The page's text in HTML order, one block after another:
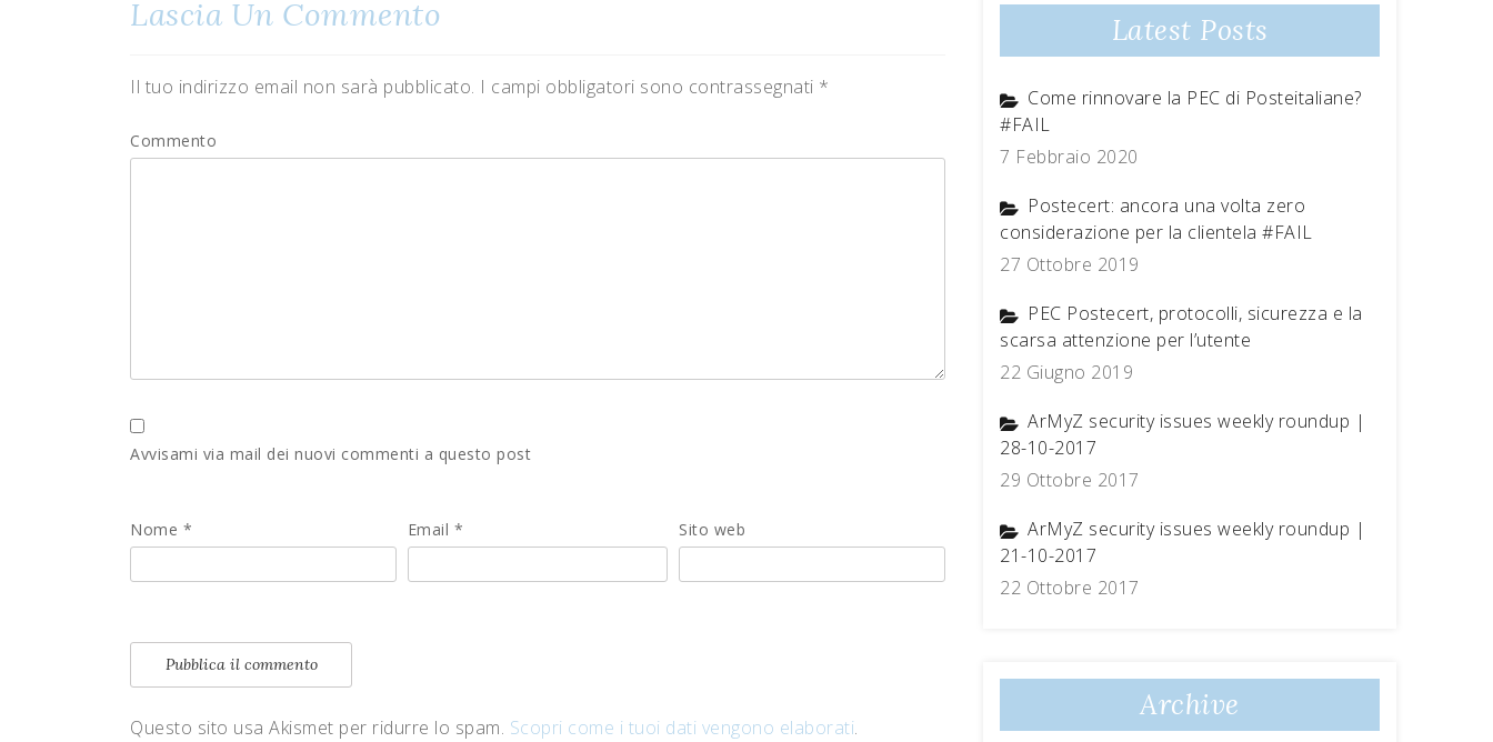
Lascia Un Commento
Il tuo indirizzo email non sarà pubblicato. I campi obbligatori sono contrassegnati *
Commento
Avvisami via mail dei nuovi commenti a questo post
Nome * Email * Sito web
Questo sito usa Akismet per ridurre lo spam. Scopri come i tuoi dati vengono elaborati.
Latest Posts
Come rinnovare la PEC di Posteitaliane?
#FAIL
7 Febbraio 2020
Postecert: ancora una volta zero
considerazione per la clientela #FAIL
27 Ottobre 2019
PEC Postecert, protocolli, sicurezza e la
scarsa attenzione per l’utente
22 Giugno 2019
ArMyZ security issues weekly roundup |
28-10-2017
29 Ottobre 2017
ArMyZ security issues weekly roundup |
21-10-2017
22 Ottobre 2017
Archive